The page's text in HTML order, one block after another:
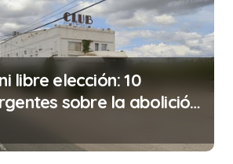
libre elección: 10
sobre la abolición